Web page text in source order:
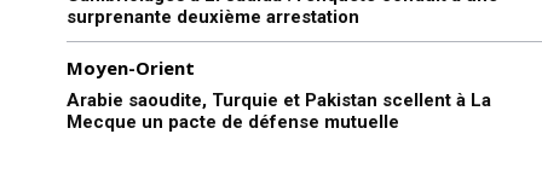
surprenante deuxième arrestation
Moyen-Orient
Arabie saoudite, Turquie et Pakistan scellent à La
Mecque un pacte de défense mutuelle